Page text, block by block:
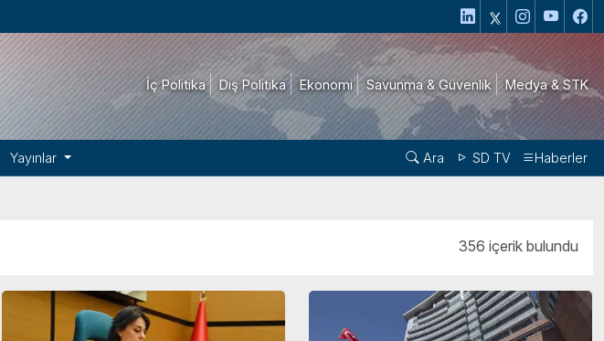
İç Politika Dış Politika Ekonomi Savunma & Güvenlik Medya & STK
Yayınlar Ara SD TV Haberler
356 içerik bulundu